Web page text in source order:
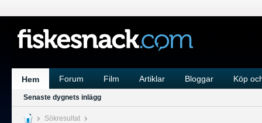
Hem Forum Film Artiklar Bloggar Köp
Senaste dygnets inlägg
Sökresultat